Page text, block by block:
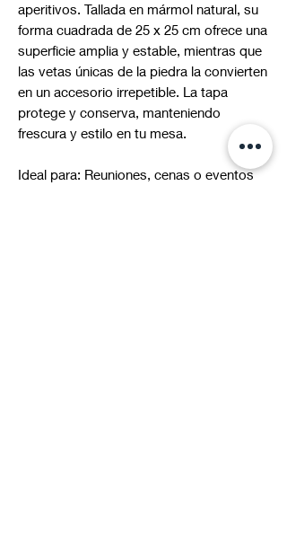
aperitivos. Tallada en mármol natural, su
forma cuadrada de 25 x 25 cm ofrece una
superficie amplia y estable, mientras que
las vetas únicas de la piedra la convierten
en un accesorio irrepetible. La tapa
protege y conserva, manteniendo
frescura y estilo en tu mesa.
Ideal para: Reuniones, cenas o eventos